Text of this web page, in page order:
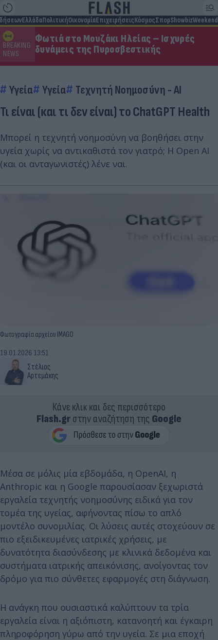
ΕλλάδαΠολιτικήΟικονομίαΕπιχειρήσειςΚόσμοςΣπορShowbizWeekend
BREAKING
NEWS
Φωτιά στο Μουζάκι Ηλείας – Ισχυρές
δυνάμεις της Πυροσβεστικής
Υγεία Υγεία Τεχνητή Νοημοσύνη - AI
Τι είναι (και τι δεν είναι) το ChatGPT Health
Μπορεί η τεχνητή νοημοσύνη να βοηθήσει στην
υγεία χωρίς να αντικαθιστά τον γιατρό; Η Open AI
(και οι ανταγωνιστές) λένε ναι.
Φωτογραφία αρχείου IMAGO
Στέλιος
Αρτεμάκης
19.01.2026 13:51
Κάνε κλικ και δες περισσότερο
Flash.grστην αναζήτηση της Google
Μέσα σε μόλις μία εβδομάδα, η OpenAI, η
Anthropic και η Google παρουσίασαν ξεχωριστά
εργαλεία τεχνητής νοημοσύνης ειδικά για τον
τομέα της υγείας, αφήνοντας πίσω το απλό
μοντέλο συνομιλίας. Οι λύσεις αυτές στοχεύουν σε
πιο εξειδικευμένες ιατρικές χρήσεις, με
δυνατότητα διασύνδεσης με κλινικά δεδομένα και
συστήματα ιατρικής απεικόνισης, ανοίγοντας τον
δρόμο για πιο σύνθετες εφαρμογές στη διάγνωση.
Η ανάγκη που ουσιαστικά καλύπτουν τα τρία
εργαλεία είναι η αξιόπιστη, κατανοητή και έγκαιρη
πληροφόρηση γύρω από την υγεία. Σε μια εποχή